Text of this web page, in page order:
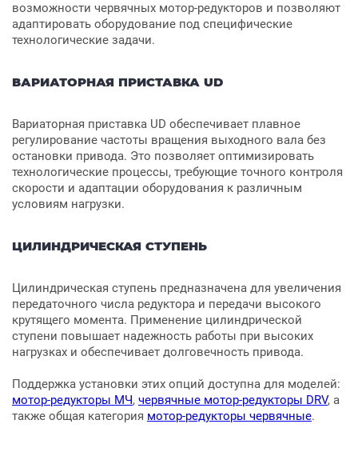
возможности червячных мотор-редукторов и позволяют
адаптировать оборудование под специфические
технологические задачи.
ВАРИАТОРНАЯ ПРИСТАВКА UD
Вариаторная приставка UD обеспечивает плавное
регулирование частоты вращения выходного вала без
остановки привода. Это позволяет оптимизировать
технологические процессы, требующие точного контроля
скорости и адаптации оборудования к различным
условиям нагрузки.
ЦИЛИНДРИЧЕСКАЯ СТУПЕНЬ
Цилиндрическая ступень предназначена для увеличения
передаточного числа редуктора и передачи высокого
крутящего момента. Применение цилиндрической
ступени повышает надежность работы при высоких
нагрузках и обеспечивает долговечность привода.
Поддержка установки этих опций доступна для моделей:
мотор-редукторы МЧ, червячные мотор-редукторы DRV, а
также общая категория мотор-редукторы червячные.